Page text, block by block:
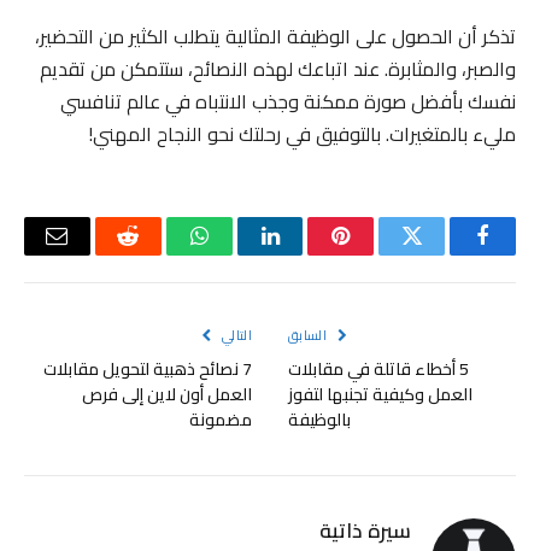
تذكر أن الحصول على الوظيفة المثالية يتطلب الكثير من التحضير،
والصبر، والمثابرة. عند اتباعك لهذه النصائح، ستتمكن من تقديم
نفسك بأفضل صورة ممكنة وجذب الانتباه في عالم تنافسي
مليء بالمتغيرات. بالتوفيق في رحلتك نحو النجاح المهني!
فيسبوكتويتر بينتيريستلينكدإن واتسابرديت
البريد
السابق
5 أخطاء قاتلة في مقابلات
العمل وكيفية تجنبها لتفوز
بالوظيفة
التالي
7 نصائح ذهبية لتحويل مقابلات
العمل أون لاين إلى فرص
مضمونة
سيرة ذاتية